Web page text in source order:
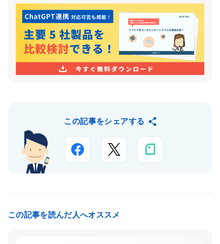
この記事をシェアする
この記事を読んだ人へオススメ